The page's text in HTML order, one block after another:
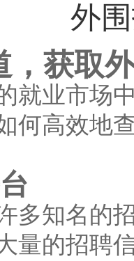
外
，获取
就业市场
何高效地
多知名的
量的招聘